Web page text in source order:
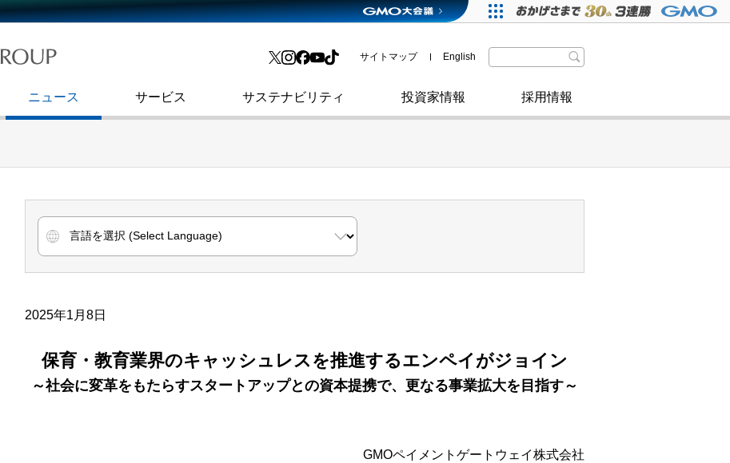
社史
渋谷フクラス入館方法
ニュース
取材のお申し込みについて
サービス
その他
サステナビリティ
ョン
SDGsへの取り組み
政府・自治体からの認定
投資家情報
・
よくあるご質問 格付・社債情報
採用情報
サイトマップ English
2025年1月8日
保育・教育業界のキャッシュレスを推進するエンペイがジョイン
～社会に変革をもたらすスタートアップとの資本提携で、更なる事業拡大を目指す～
GMOペイメントゲートウェイ株式会社